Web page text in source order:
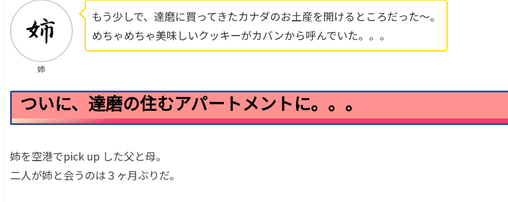
姉
もう少しで、達磨に買ってきたカナダのお土産を開けるところだった〜。
めちゃめちゃ美味しいクッキーがカバンから呼んでいた。。。
ついに、達磨の住むアパートメントに。。。
姉を空港でpick up した父と母。
二人が姉と会うのは３ヶ月ぶりだ。